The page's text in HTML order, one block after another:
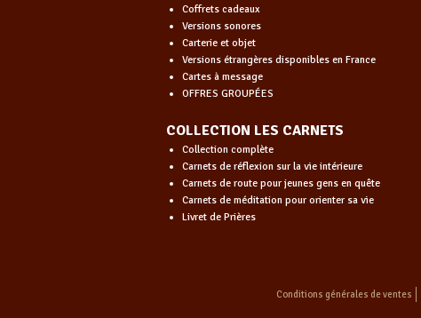
Coffrets cadeaux
Versions sonores
Carterie et objet
Versions étrangères disponibles en France
Cartes à message
OFFRES GROUPÉES
COLLECTION LES CARNETS
Collection complète
Carnets de réflexion sur la vie intérieure
Carnets de route pour jeunes gens en quête
Carnets de méditation pour orienter sa vie
Livret de Prières
Conditions générales de ventes